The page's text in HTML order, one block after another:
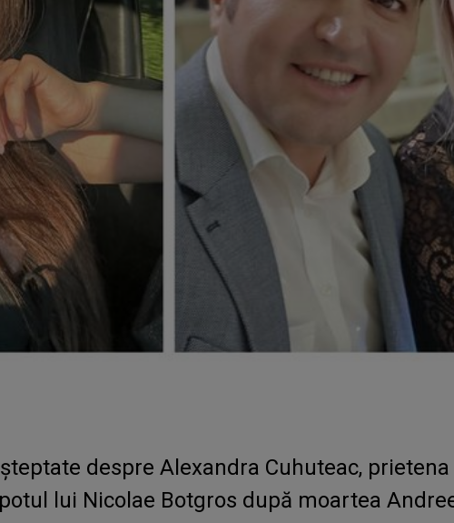
despre Alexandra Cuhuteac, prietena
lui Nicolae Botgros după moartea